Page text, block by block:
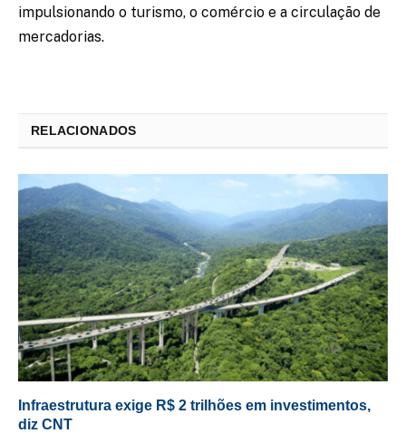
impulsionando o turismo, o comércio e a circulação de
mercadorias.
RELACIONADOS
Infraestrutura exige R$ 2 trilhões em investimentos,
diz CNT